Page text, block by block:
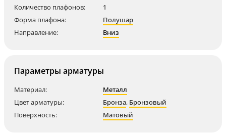
Количество плафонов:
1
Форма плафона:
Полушар
Направление:
Вниз
Параметры арматуры
Материал:
Металл
Цвет арматуры:
Бронза, Бронзовый
Поверхность:
Матовый